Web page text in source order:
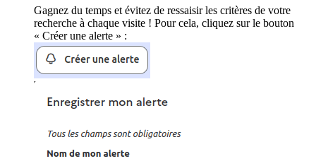
Gagnez du temps et évitez de ressaisir les critères de votre
recherche à chaque visite ! Pour cela, cliquez sur le bouton
« Créer une alerte » :